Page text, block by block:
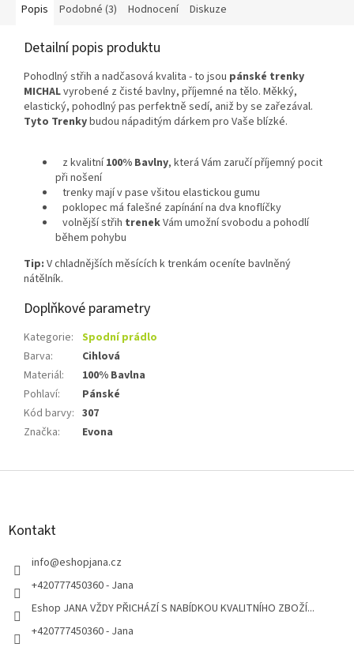
Popis Podobné (3) Hodnocení Diskuze
Detailní popis produktu
Pohodlný střih a nadčasová kvalita - to jsou pánské trenky
MICHALvyrobené z čisté bavlny, příjemné na tělo. Měkký,
elastický, pohodlný pas perfektně sedí, aniž by se zařezával.
Tyto Trenkybudou nápaditým dárkem pro Vaše blízké.
z kvalitní100% Bavlny, která Vám zaručí příjemný pocit
při nošení
trenky mají v pase všitou elastickou gumu
poklopec má falešné zapínání na dva knoflíčky
volnější střih trenekVám umožní svobodu a pohodlí
během pohybu
Tip: V chladnějších měsících k trenkám oceníte bavlněný
nátělník.
Doplňkové parametry
Kategorie: Spodní prádlo
Barva:
Cihlová
Materiál:
100% Bavlna
Pohlaví:
Pánské
Kód barvy: 307
Značka: Evona
Z
Kontakt
info@eshopjana.cz
+420777450360 - Jana
Eshop JANA VŽDY PŘICHÁZÍ S NABÍDKOU KVALITNÍHO ZBOŽÍ...
+420777450360 - Jana